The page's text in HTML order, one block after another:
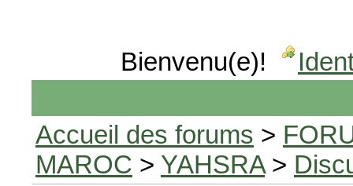
Bienvenu(e)!
Accueil des forums >
MAROC > YAHSRA>